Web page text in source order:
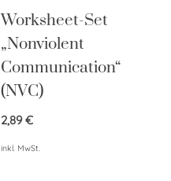
Worksheet-Set
„Nonviolent
Communication“
(NVC)
2,89€
inkl. MwSt.